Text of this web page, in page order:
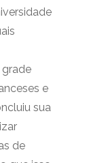
grade
e
sua
de